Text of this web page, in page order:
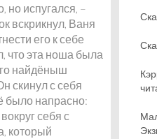
но испугался, –
вскрикнул, Ваня
его к себе
что эта ноша была
найдёныш
скинул с себя
было напрасно:
себя с
который